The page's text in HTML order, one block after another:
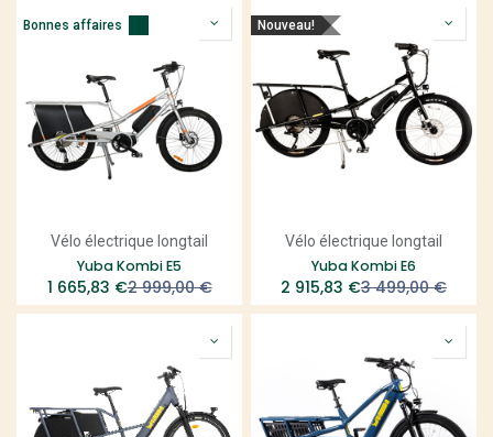
Bonnes affaires
Vélo électrique longtail
Yuba Kombi E5
1 665,83 €2 999,00€
Nouveau!
Vélo électrique longtail
Yuba Kombi E6
2 915,83 €3 499,00€